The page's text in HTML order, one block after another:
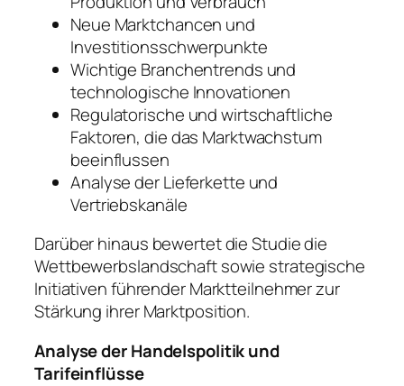
Neue Marktchancen und
Investitionsschwerpunkte
Wichtige Branchentrends und
technologische Innovationen
Regulatorische und wirtschaftliche
Faktoren, die das Marktwachstum
beeinflussen
Analyse der Lieferkette und
Vertriebskanäle
Darüber hinaus bewertet die Studie die
Wettbewerbslandschaft sowie strategische
Initiativen führender Marktteilnehmer zur
Stärkung ihrer Marktposition.
Analyse der Handelspolitik und
Tarifeinflüsse